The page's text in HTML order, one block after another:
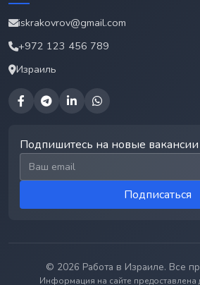
iskrakovrov@gmail.com
+972 123 456 789
Израиль
Подпишитесь на новые вакансии
Email для подписки
Подписаться
© 2026 Работа в Израиле. Все
Информация на сайте предоставлена